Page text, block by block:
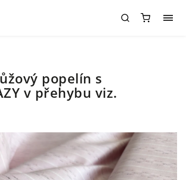
popelín s
v přehybu viz.